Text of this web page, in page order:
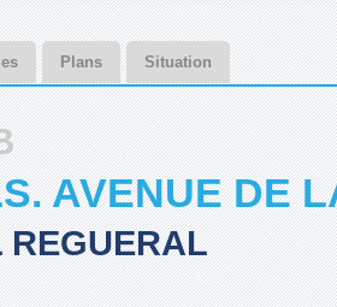
Plans Situation
AVENUE DE